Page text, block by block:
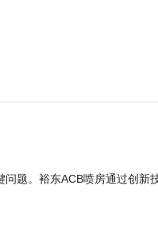
题。裕东ACB喷房通过创新